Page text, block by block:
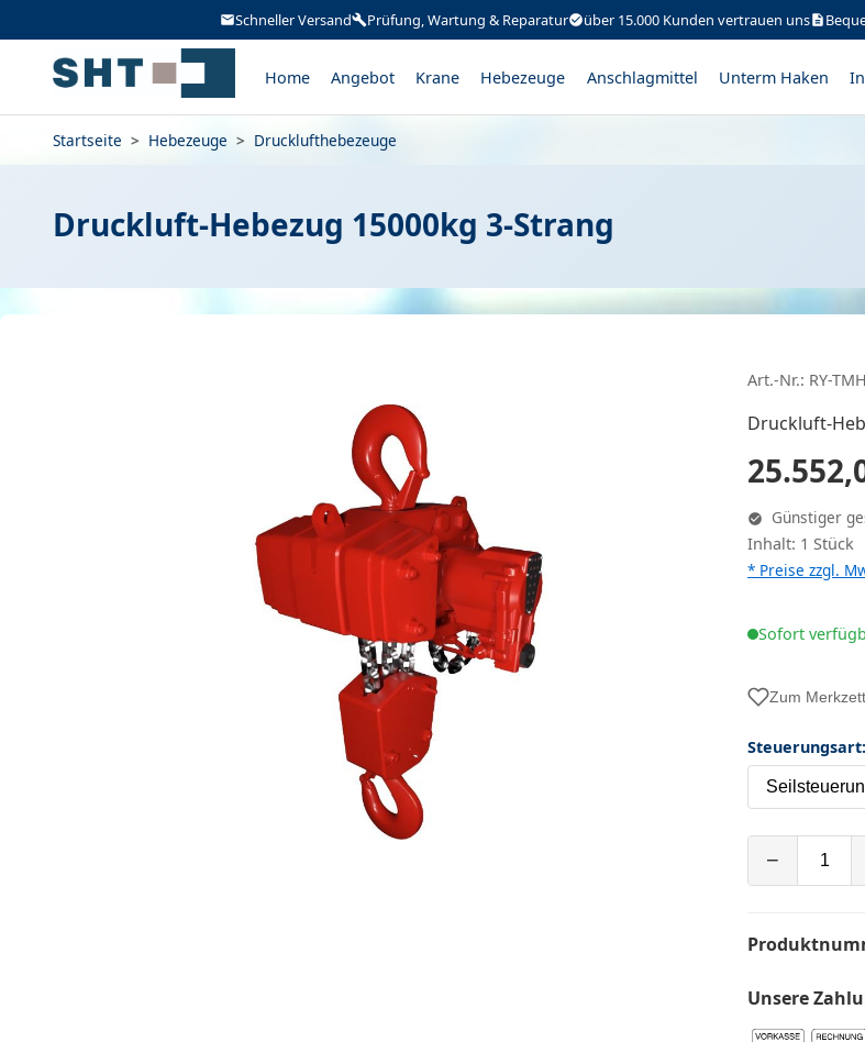
Schneller Versand Prüfung, Wartung & Reparatur über 15.000 Kunden vertrauen uns
Home Angebot Krane Hebezeuge Anschlagmittel Unterm Haken
Startseite > Hebezeuge > Drucklufthebezeuge
Druckluft-Hebezug 15000kg 3-Strang
Art.-Nr.: RY-
Druckluft-
Günstiger
Inhalt: 1 Stück
* Preise zzgl.
Sofort
Zum
Steuerungsart:
−
Unsere